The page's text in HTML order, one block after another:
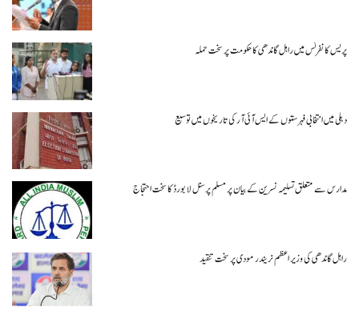
پریس کانفرنس میں راہل گاندھی کا حکومت پر سخت حملہ
دہلی میں انتخابی فہرستوں کے ایس آئی آر کی تاریخوں میں توسیع
مدارس سے متعلق تسلیمہ نسرین کے بیان پر مسلم پرسنل لا بورڈ کا سخت احتجاج
راہل گاندھی کی وزیر اعظم نریندر مودی پر سخت تنقید